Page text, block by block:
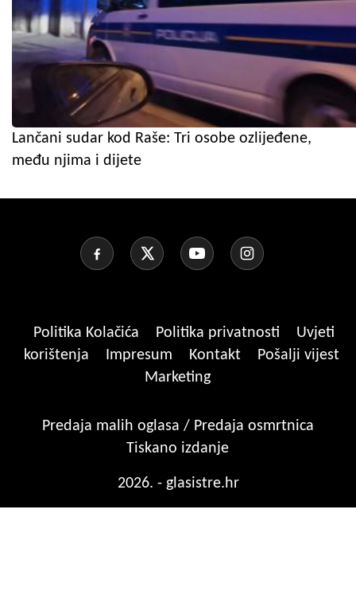
Lančani sudar kod Raše: Tri osobe ozlijeđene,
među njima i dijete
Politika Kolačića Politika privatnosti
Uvjeti
korištenja
Impresum Kontakt
Pošalji vijest
Marketing
Predaja malih oglasa / Predaja osmrtnica
Tiskano izdanje
2026. - glasistre.hr